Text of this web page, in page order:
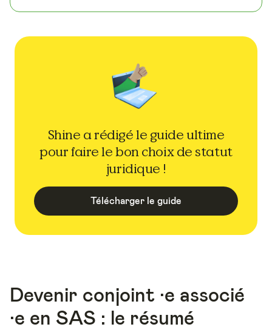
Shine a rédigé le guide ultime
pour faire le bon choix de statut
juridique !
Télécharger le guide
Devenir conjoint ·e associé
·e en SAS : le résumé